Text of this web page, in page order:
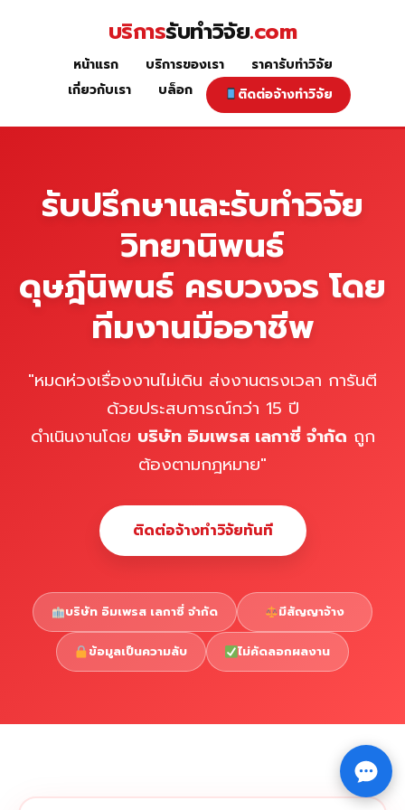
หน้าแรก
Copyright © 2026 รับทำวิจัย รับทำวิทยานิพนธ์ รับทำ⇧
บริการรับทำวิจัย.com
หน้าแรก บริการของเรา
ราคารับทำวิจัย
เกี่ยวกับเรา
บล็อก ติดต่อจ้างทำวิจัย
รับปรึกษาและรับทำวิจัย
วิทยานิพนธ์
ดุษฎีนิพนธ์ ครบวงจร โดย
ทีมงานมืออาชีพ
"หมดห่วงเรื่องงานไม่เดิน ส่งงานตรงเวลา การันตี
ด้วยประสบการณ์กว่า 15 ปี
ดำเนินงานโดย บริษัท อิมเพรส เลกาซี่ จำกัด ถูก
ต้องตามกฎหมาย"
ติดต่อจ้างทำวิจัยทันที
บริษัท อิมเพรส เลกาซี่ จำกัด มีสัญญาจ้าง
ข้อมูลเป็นความลับ ไม่คัดลอกผลงาน